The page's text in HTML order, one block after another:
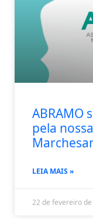
ABRAMO
pela
LEIA MAIS »
22 de fevereiro de